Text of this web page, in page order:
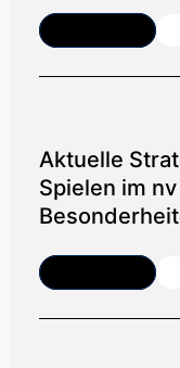
Aktuelle
Spielen im